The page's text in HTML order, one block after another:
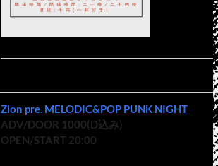
Zion pre. MELODIC&POP PUNK NIGHT
ADV/DOOR 1000(D込み)
OPEN/START 20:00